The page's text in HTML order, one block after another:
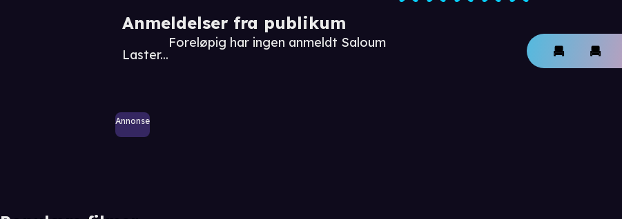
Anmeldelser fra publikum
Laster...
Foreløpig har ingen anmeldt Saloum
Annonse